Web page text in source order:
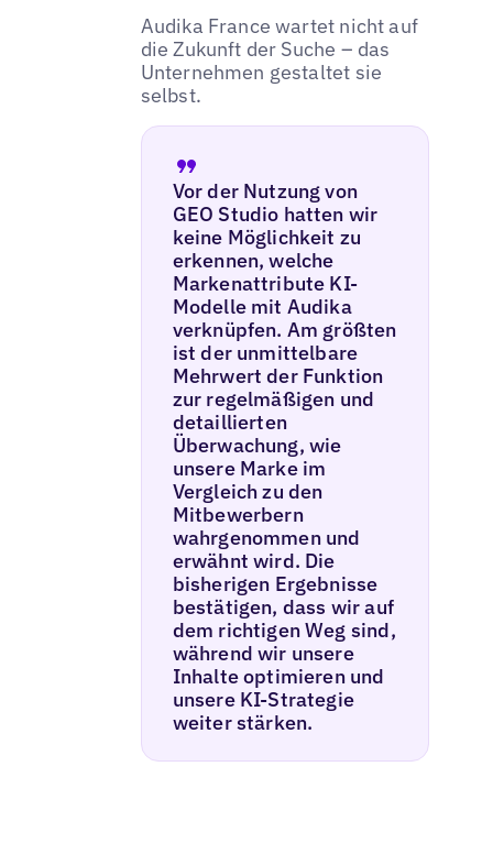
Audika France wartet nicht auf
die Zukunft der Suche – das
Unternehmen gestaltet sie
selbst.
Vor der Nutzung von
GEO Studio hatten wir
keine Möglichkeit zu
erkennen, welche
Markenattribute KI-
Modelle mit Audika
verknüpfen. Am größten
ist der unmittelbare
Mehrwert der Funktion
zur regelmäßigen und
detaillierten
Überwachung, wie
unsere Marke im
Vergleich zu den
Mitbewerbern
wahrgenommen und
erwähnt wird. Die
bisherigen Ergebnisse
bestätigen, dass wir auf
dem richtigen Weg sind,
während wir unsere
Inhalte optimieren und
unsere KI-Strategie
weiter stärken.